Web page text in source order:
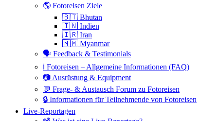
🌎 Fotoreisen Ziele
🇧🇹 Bhutan
🇮🇳 Indien
🇮🇷 Iran
🇲🇲 Myanmar
🗣 Feedback & Testimonials
ℹ️ Fotoreisen – Allgemeine Informationen (FAQ)
📷 Ausrüstung & Equipment
💬 Frage- & Austausch Forum zu Fotoreisen
🔒 Informationen für Teilnehmende von Fotoreisen
Live-Reportagen